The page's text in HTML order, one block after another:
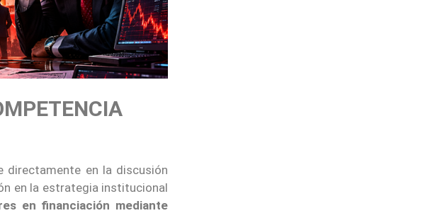
directamente en la discusión
en la estrategia institucional
en financiación mediante